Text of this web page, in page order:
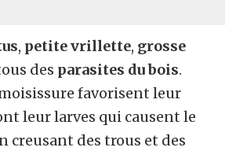
, petite vrillette, grosse
des parasites du bois.
favorisent leur
leur larves qui causent le
creusant des trous et des